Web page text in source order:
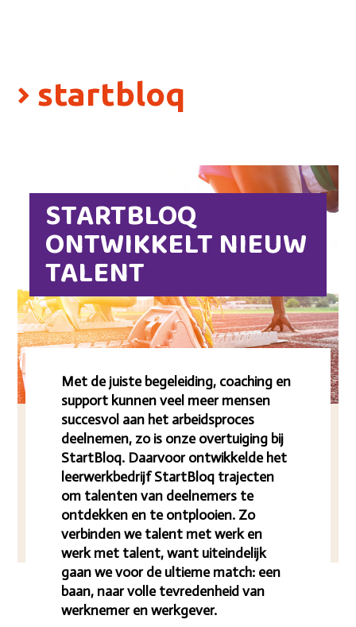
startbloq
STARTBLOQ
ONTWIKKELT NIEUW
TALENT
Met de juiste begeleiding, coaching en
support kunnen veel meer mensen
succesvol aan het arbeidsproces
deelnemen, zo is onze overtuiging bij
StartBloq. Daarvoor ontwikkelde het
leerwerkbedrijf StartBloq trajecten
om talenten van deelnemers te
ontdekken en te ontplooien. Zo
verbinden we talent met werk en
werk met talent, want uiteindelijk
gaan we voor de ultieme match: een
baan, naar volle tevredenheid van
werknemer en werkgever.